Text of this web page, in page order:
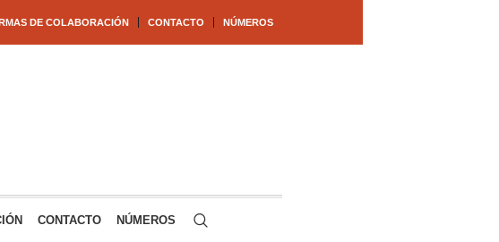
DE COLABORACIÓN CONTACTO NÚMEROS
CONTACTO NÚMEROS